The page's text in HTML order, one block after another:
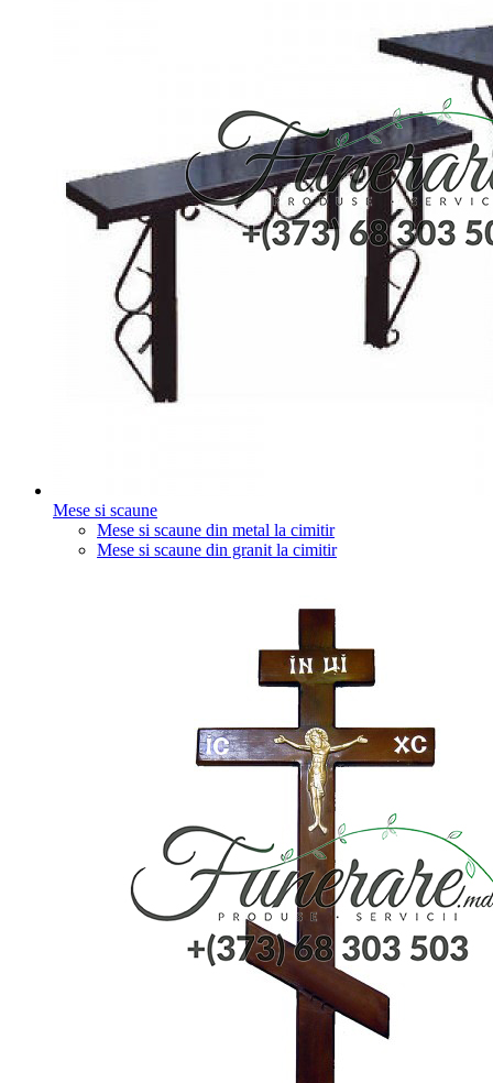
Mese si scaune
Mese si scaune din metal la cimitir
Mese si scaune din granit la cimitir